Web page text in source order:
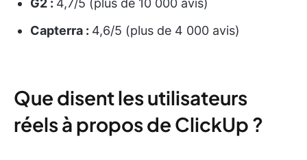
Capterra : 4,6/5 (plus de 4 000 avis)
Que disent les utilisateurs
réels à propos de ClickUp ?